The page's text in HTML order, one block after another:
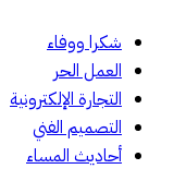
شكرا ووفاء
العمل الحر
التجارة الإلكترونية
التصميم الفني
أحاديث المساء